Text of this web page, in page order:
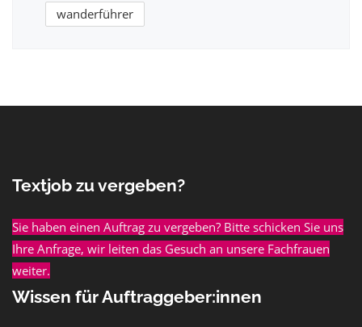
wanderführer
Textjob zu vergeben?
Sie haben einen Auftrag zu vergeben? Bitte schicken Sie uns
Ihre Anfrage, wir leiten das Gesuch an unsere Fachfrauen
weiter.
Wissen für Auftraggeber:innen